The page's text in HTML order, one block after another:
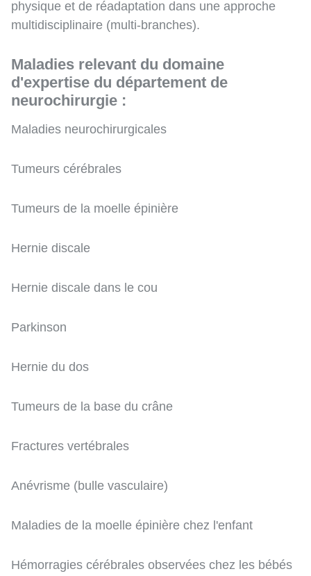
physique et de réadaptation dans une approche
multidisciplinaire (multi-branches).
Maladies relevant du domaine
d'expertise du département de
neurochirurgie :
Maladies neurochirurgicales
Tumeurs cérébrales
Tumeurs de la moelle épinière
Hernie discale
Hernie discale dans le cou
Parkinson
Hernie du dos
Tumeurs de la base du crâne
Fractures vertébrales
Anévrisme (bulle vasculaire)
Maladies de la moelle épinière chez l'enfant
Hémorragies cérébrales observées chez les bébés